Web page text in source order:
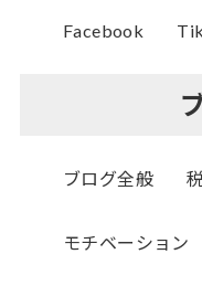
Facebook
ブログ全般
モチベーション